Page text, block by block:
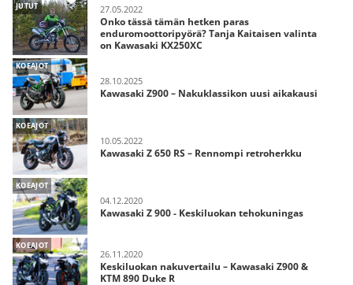
JUTUT 27.05.2022
Onko tässä tämän hetken paras
enduromoottoripyörä? Tanja Kaitaisen valinta
on Kawasaki KX250XC
KOEAJOT
28.10.2025
Kawasaki Z900 – Nakuklassikon uusi aikakausi
KOEAJOT
10.05.2022
Kawasaki Z 650 RS – Rennompi retroherkku
KOEAJOT
04.12.2020
Kawasaki Z 900 - Keskiluokan tehokuningas
KOEAJOT
26.11.2020
Keskiluokan nakuvertailu – Kawasaki Z900 &
KTM 890 Duke R